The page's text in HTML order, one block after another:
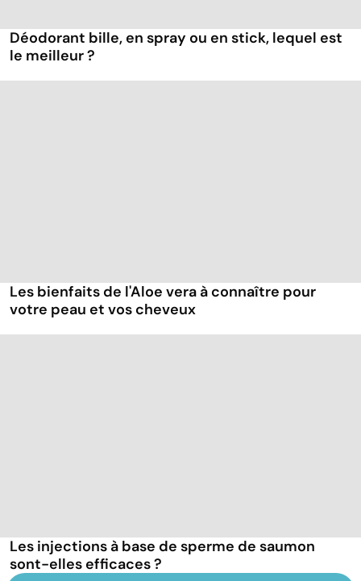
Déodorant bille, en spray ou en stick, lequel est
le meilleur ?
Les bienfaits de l'Aloe vera à connaître pour
votre peau et vos cheveux
Les injections à base de sperme de saumon
sont-elles efficaces ?